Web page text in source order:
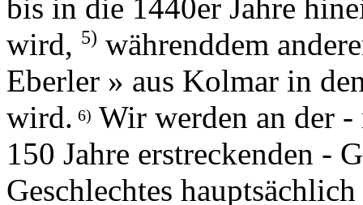
bis in die 1440er Jahre
wird, 5) währenddem
Eberler » aus Kolmar in
wird. 6) Wir werden an der
150 Jahre erstreckenden -
Geschlechtes